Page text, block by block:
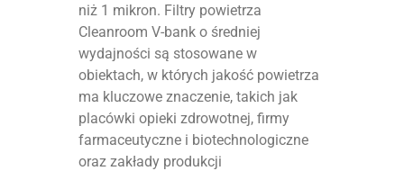
niż 1 mikron. Filtry powietrza
Cleanroom V-bank o średniej
wydajności są stosowane w
obiektach, w których jakość powietrza
ma kluczowe znaczenie, takich jak
placówki opieki zdrowotnej, firmy
farmaceutyczne i biotechnologiczne
oraz zakłady produkcji